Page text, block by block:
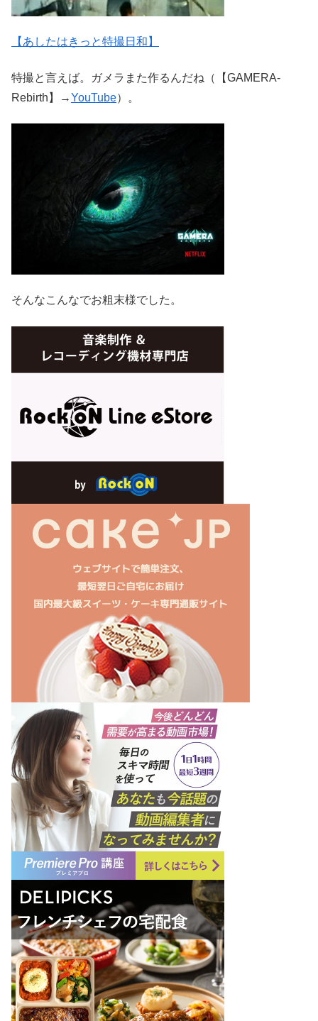
【あしたはきっと特撮日和】
特撮と言えば。ガメラまた作るんだね（【GAMERA-
Rebirth】→YouTube）。
そんなこんなでお粗末様でした。